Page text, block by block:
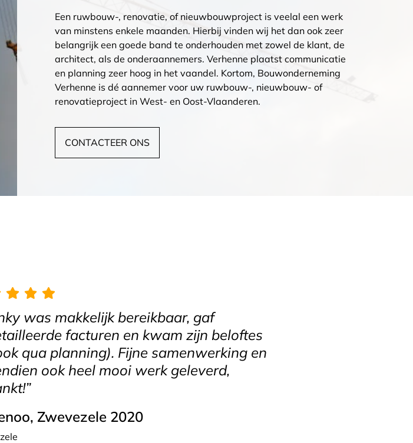
Een ruwbouw-, renovatie, of nieuwbouwproject is veelal een werk
van minstens enkele maanden. Hierbij vinden wij het dan ook zeer
belangrijk een goede band te onderhouden met zowel de klant, de
architect, als de onderaannemers. Verhenne plaatst communicatie
en planning zeer hoog in het vaandel. Kortom, Bouwonderneming
Verhenne is dé aannemer voor uw ruwbouw-, nieuwbouw- of
renovatieproject in West- en Oost-Vlaanderen.
CONTACTEER ONS
was makkelijk bereikbaar, gaf
facturen en kwam zijn beloftes
qua planning). Fijne samenwerking en
ook heel mooi werk geleverd,
Zwevezele 2020